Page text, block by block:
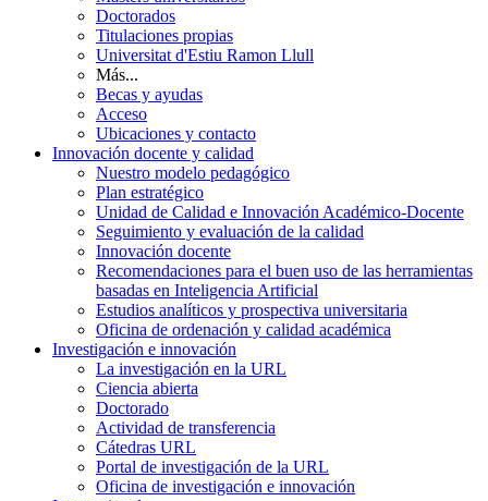
Doctorados
Titulaciones propias
Universitat d'Estiu Ramon Llull
Más...
Becas y ayudas
Acceso
Ubicaciones y contacto
Innovación docente y calidad
Nuestro modelo pedagógico
Plan estratégico
Unidad de Calidad e Innovación Académico-Docente
Seguimiento y evaluación de la calidad
Innovación docente
Recomendaciones para el buen uso de las herramientas
basadas en Inteligencia Artificial
Estudios analíticos y prospectiva universitaria
Oficina de ordenación y calidad académica
Investigación e innovación
La investigación en la URL
Ciencia abierta
Doctorado
Actividad de transferencia
Cátedras URL
Portal de investigación de la URL
Oficina de investigación e innovación